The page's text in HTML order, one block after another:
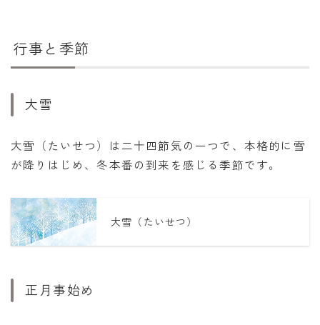
行事と季節
大雪
大雪（たいせつ）は二十四節気の一つで、本格的に雪
が降りはじめ、冬本番の到来を感じる季節です。
大雪（たいせつ）
正月事始め